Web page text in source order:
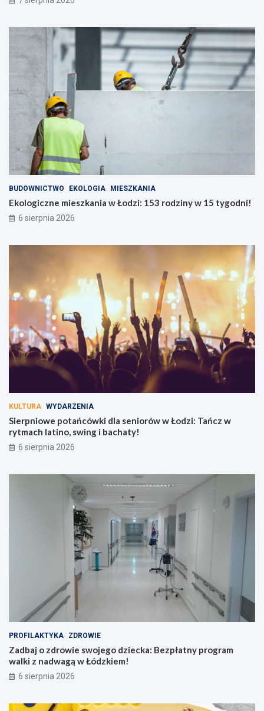
BUDOWNICTWO EKOLOGIA MIESZKANIA
Ekologiczne mieszkania w Łodzi: 153 rodziny w 15 tygodni!
6 sierpnia 2026
KULTURA WYDARZENIA
Sierpniowe potańcówki dla seniorów w Łodzi: Tańcz w
rytmach latino, swing i bachaty!
6 sierpnia 2026
PROFILAKTYKA ZDROWIE
Zadbaj o zdrowie swojego dziecka: Bezpłatny program
walki z nadwagą w Łódzkiem!
6 sierpnia 2026